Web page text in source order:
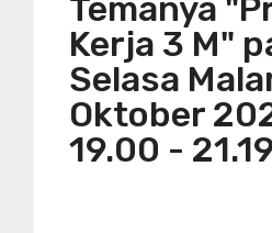
Temanya
Kerja 3 M"
Selasa
Oktober
19.00 -